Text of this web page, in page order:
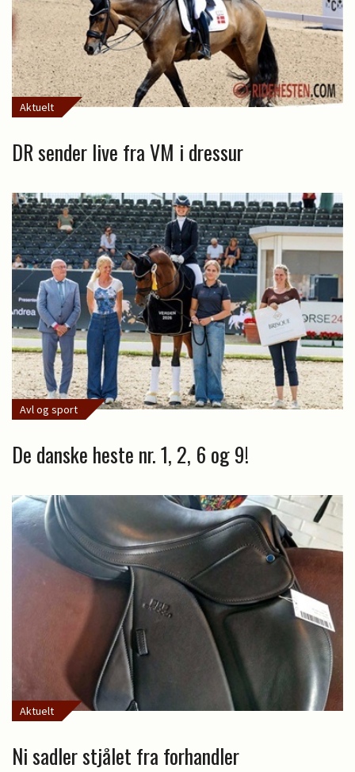
Aktuelt
DR sender live fra VM i dressur
Avl og sport
De danske heste nr. 1, 2, 6 og 9!
Aktuelt
Ni sadler stjålet fra forhandler